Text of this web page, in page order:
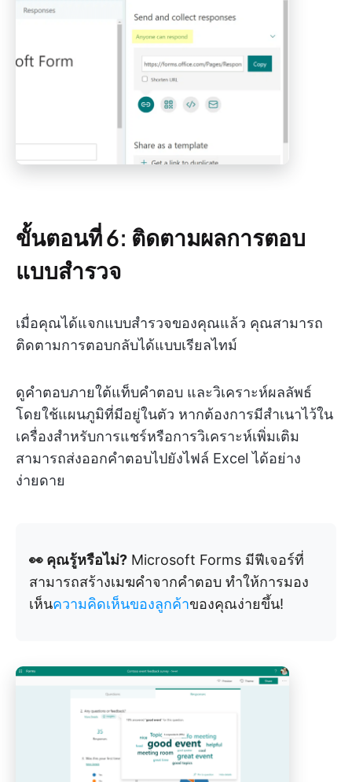
ขั้นตอนที่ 6: ติดตามผลการตอบ
แบบสำรวจ
เมื่อคุณได้แจกแบบสำรวจของคุณแล้ว คุณสามารถ
ติดตามการตอบกลับได้แบบเรียลไทม์
ดูคำตอบภายใต้แท็บคำตอบ และวิเคราะห์ผลลัพธ์
โดยใช้แผนภูมิที่มีอยู่ในตัว หากต้องการมีสำเนาไว้ใน
เครื่องสำหรับการแชร์หรือการวิเคราะห์เพิ่มเติม
สามารถส่งออกคำตอบไปยังไฟล์ Excel ได้อย่าง
ง่ายดาย
👀 คุณรู้หรือไม่? Microsoft Forms มีฟีเจอร์ที่
สามารถสร้างเมฆคำจากคำตอบ ทำให้การมอง
เห็นความคิดเห็นของลูกค้าของคุณง่ายขึ้น!